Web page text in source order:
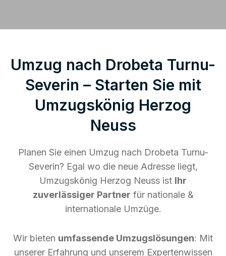
Umzug nach Drobeta Turnu-
Severin – Starten Sie mit
Umzugskönig Herzog
Neuss
Planen Sie einen Umzug nach Drobeta Turnu-
Severin? Egal wo die neue Adresse liegt,
Umzugskönig Herzog Neuss ist Ihr
zuverlässiger Partner für nationale &
internationale Umzüge.
Wir bieten umfassende Umzugslösungen: Mit
unserer Erfahrung und unserem Expertenwissen